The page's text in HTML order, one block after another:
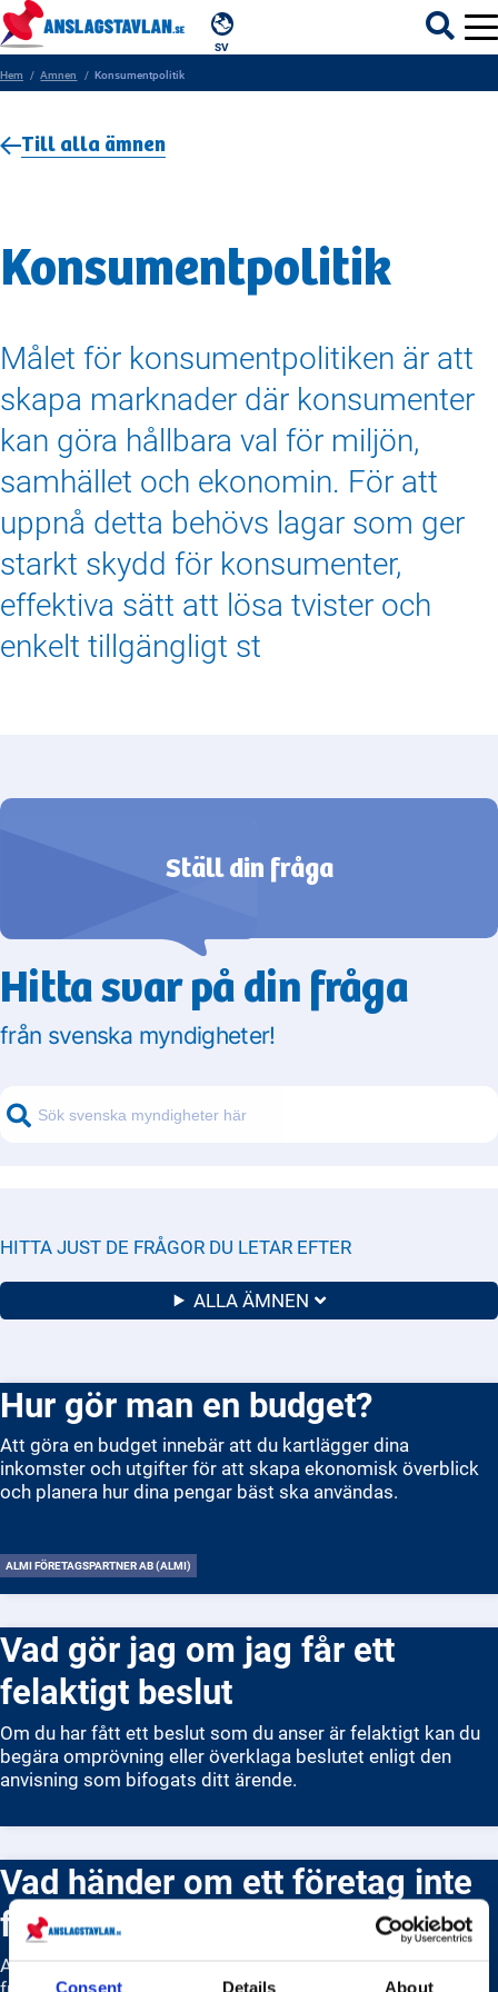
Consent Details About
SV
REGIONER
KOMMUNER
Hem Amnen Konsumentpolitik
Till alla ämnen
Konsumentpolitik
Målet för konsumentpolitiken är att
skapa marknader där konsumenter
kan göra hållbara val för miljön,
samhället och ekonomin. För att
uppnå detta behövs lagar som ger
starkt skydd för konsumenter,
effektiva sätt att lösa tvister och
enkelt tillgängligt st
Ställ din fråga
Hitta svar på din fråga
från svenska myndigheter!
HITTA JUST DE FRÅGOR DU LETAR EFTER
ALLA ÄMNEN
Hur gör man en budget?
Att göra en budget innebär att du kartlägger dina
inkomster och utgifter för att skapa ekonomisk överblick
och planera hur dina pengar bäst ska användas.
ALMI FÖRETAGSPARTNER AB (ALMI)
Vad gör jag om jag får ett
felaktigt beslut
Om du har fått ett beslut som du anser är felaktigt kan du
begära omprövning eller överklaga beslutet enligt den
anvisning som bifogats ditt ärende.
Vad händer om ett företag inte
följer ett beslut från ARN?
Att inte följa Allmänna reklamationsnämndens beslut är